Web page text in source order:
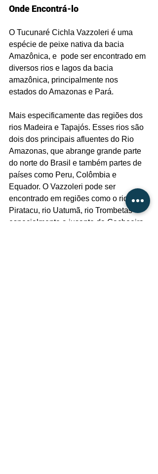
Onde Encontrá-lo
O Tucunaré Cichla Vazzoleri é uma
espécie de peixe nativa da bacia
Amazônica, e  pode ser encontrado em
diversos rios e lagos da bacia
amazônica, principalmente nos
estados do Amazonas e Pará.
Mais especificamente das regiões dos
rios Madeira e Tapajós. Esses rios são
dois dos principais afluentes do Rio
Amazonas, que abrange grande parte
do norte do Brasil e também partes de
países como Peru, Colômbia e
Equador. O Vazzoleri pode ser
encontrado em regiões como o rio
Piratacu, rio Uatumã, rio Trombetas
especialmente a jusante da Cachoeira